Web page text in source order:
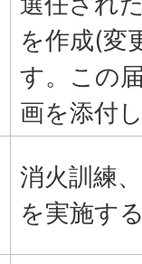
を作成(変
す。この
画を添付
消火訓練
を実施す